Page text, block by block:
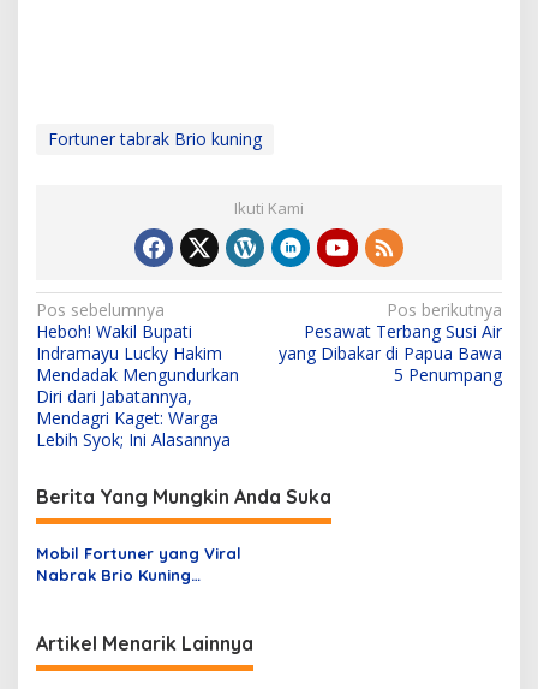
Fortuner tabrak Brio kuning
Ikuti Kami
N
a
v
i
g
a
s
i
p
s
Pos sebelumnya
Heboh! Wakil Bupati
Indramayu Lucky Hakim
Mendadak Mengundurkan
Diri dari Jabatannya,
Mendagri Kaget: Warga
Lebih Syok; Ini Alasannya
Pos berikutnya
Pesawat Terbang Susi Air
yang Dibakar di Papua Bawa
5 Penumpang
Berita Yang Mungkin Anda Suka
Mobil Fortuner yang Viral
Nabrak Brio Kuning
Artikel Menarik Lainnya